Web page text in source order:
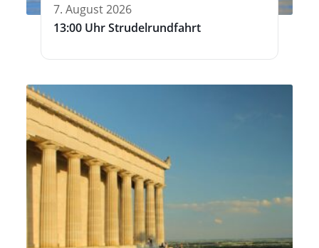
7. August 2026
13:00 Uhr Strudelrundfahrt